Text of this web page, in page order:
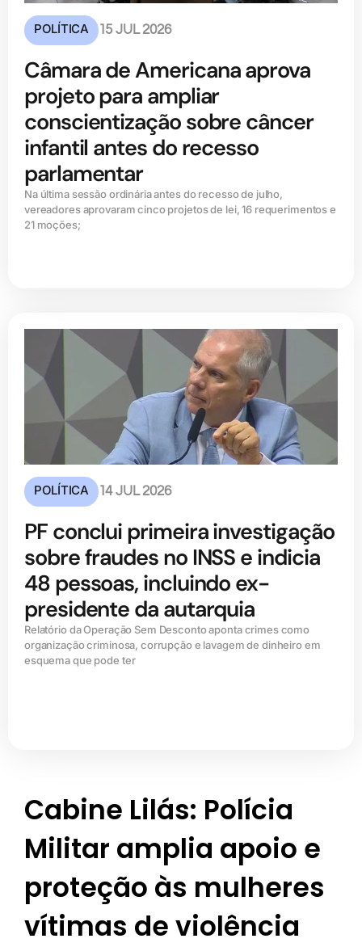
POLÍTICA 15 JUL 2026
Câmara de Americana aprova
projeto para ampliar
conscientização sobre câncer
infantil antes do recesso
parlamentar
Na última sessão ordinária antes do recesso de julho,
vereadores aprovaram cinco projetos de lei, 16 requerimentos e
21 moções;
POLÍTICA 14 JUL 2026
PF conclui primeira investigação
sobre fraudes no INSS e indicia
48 pessoas, incluindo ex-
presidente da autarquia
Relatório da Operação Sem Desconto aponta crimes como
organização criminosa, corrupção e lavagem de dinheiro em
esquema que pode ter
Cabine Lilás: Polícia
Militar amplia apoio e
proteção às mulheres
vítimas de violência